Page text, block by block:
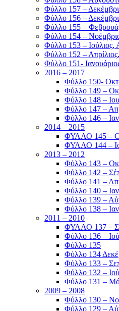
Φύλλο 157 –
Φύλλο 156 –
Φύλλο 155 –
Φύλλο 154 –
Φύλλο 153 – Ιούλιος,
Φύλλο 152 –
Φύλλο 151-
2016 – 2017
Φύλλο 150-
Φύλλο 149 –
Φύλλο 148 –
Φύλλο 147 –
Φύλλο 146 –
2014 – 2015
ΦΥΛΛΟ 145 –
ΦΥΛΛΟ 144 –
2013 – 2012
Φύλλο 143 –
Φύλλο 142 –
Φύλλο 141 –
Φύλλο 140 –
Φύλλο 139 –
Φύλλο 138 –
2011 – 2010
ΦΥΛΛΟ 137 –
Φύλλο 136 –
Φύλλο 135
Φύλλο 134
Φύλλο 133 –
Φύλλο 132 –
Φύλλο 131 –
2009 – 2008
Φύλλο 130 –
Φύλλο 129 –